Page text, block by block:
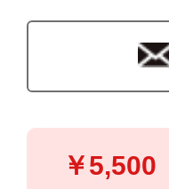
￥5,500